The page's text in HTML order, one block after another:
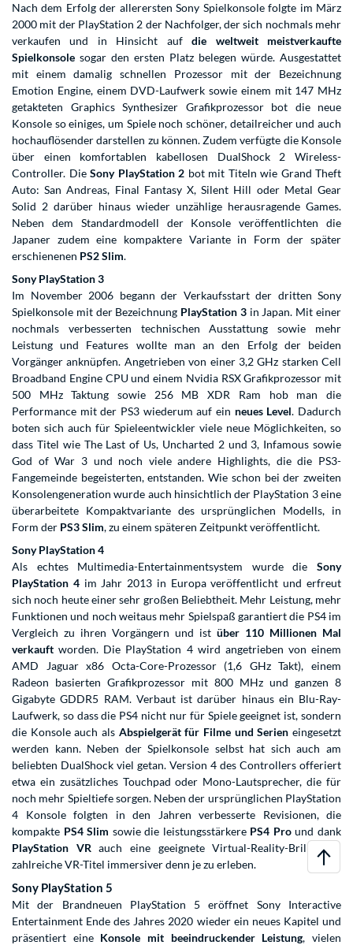
Nach dem Erfolg der allerersten Sony Spielkonsole folgte im März
2000 mit der PlayStation 2 der Nachfolger, der sich nochmals mehr
verkaufen und in Hinsicht aufdie weltweit meistverkaufte
Spielkonsole sogar den ersten Platz belegen würde. Ausgestattet
mit einem damalig schnellen Prozessor mit der Bezeichnung
Emotion Engine, einem DVD-Laufwerk sowie einem mit 147 MHz
getakteten Graphics Synthesizer Grafikprozessor bot die neue
Konsole so einiges, um Spiele noch schöner, detailreicher und auch
hochauflösender darstellen zu können. Zudem verfügte die Konsole
über einen komfortablen kabellosen DualShock 2 Wireless-
Controller. Die Sony PlayStation 2 bot mit Titeln wie Grand Theft
Auto: San Andreas, Final Fantasy X, Silent Hill oder Metal Gear
Solid 2 darüber hinaus wieder unzählige herausragende Games.
Neben dem Standardmodell der Konsole veröffentlichten die
Japaner zudem eine kompaktere Variante in Form der später
erschienenen PS2 Slim.
Sony PlayStation 3
Im November 2006 begann der Verkaufsstart der dritten Sony
Spielkonsole mit der Bezeichnung PlayStation 3in Japan. Mit einer
nochmals verbesserten technischen Ausstattung sowie mehr
Leistung und Features wollte man an den Erfolg der beiden
Vorgänger anknüpfen. Angetrieben von einer 3,2 GHz starken Cell
Broadband Engine CPU und einem Nvidia RSX Grafikprozessor mit
500 MHz Taktung sowie 256 MB XDR Ram hob man die
Performance mit der PS3 wiederum auf ein neues Level. Dadurch
boten sich auch für Spieleentwickler viele neue Möglichkeiten, so
dass Titel wie The Last of Us, Uncharted 2 und 3, Infamous sowie
God of War 3 und noch viele andere Highlights, die die PS3-
Fangemeinde begeisterten, entstanden. Wie schon bei der zweiten
Konsolengeneration wurde auch hinsichtlich der PlayStation 3 eine
überarbeitete Kompaktvariante des ursprünglichen Modells, in
Form der PS3 Slim, zu einem späteren Zeitpunkt veröffentlicht.
Sony PlayStation 4
Als echtes Multimedia-Entertainmentsystem wurde die Sony
PlayStation 4im Jahr 2013 in Europa veröffentlicht und erfreut
sich noch heute einer sehr großen Beliebtheit. Mehr Leistung, mehr
Funktionen und noch weitaus mehr Spielspaß garantiert die PS4 im
Vergleich zu ihren Vorgängern und ist über 110 Millionen Mal
verkauft worden. Die PlayStation 4 wird angetrieben von einem
AMD Jaguar x86 Octa-Core-Prozessor (1,6 GHz Takt), einem
Radeon basierten Grafikprozessor mit 800 MHz und ganzen 8
Gigabyte GDDR5 RAM. Verbaut ist darüber hinaus ein Blu-Ray-
Laufwerk, so dass die PS4 nicht nur für Spiele geeignet ist, sondern
die Konsole auch als Abspielgerät für Filme und Serien eingesetzt
werden kann. Neben der Spielkonsole selbst hat sich auch am
beliebten DualShock viel getan. Version 4 des Controllers offeriert
etwa ein zusätzliches Touchpad oder Mono-Lautsprecher, die für
noch mehr Spieltiefe sorgen. Neben der ursprünglichen PlayStation
4 Konsole folgten in den Jahren verbesserte Revisionen, die
kompakte PS4 Slim sowie die leistungsstärkere PS4 Pround dank
PlayStation VR auch eine geeignete Virtual-Reality-Brille, um
zahlreiche VR-Titel immersiver denn je zu erleben.
Sony PlayStation 5
Mit der Brandneuen PlayStation 5 eröffnet Sony Interactive
Entertainment Ende des Jahres 2020 wieder ein neues Kapitel und
präsentiert eine Konsole mit beeindruckender Leistung, vielen